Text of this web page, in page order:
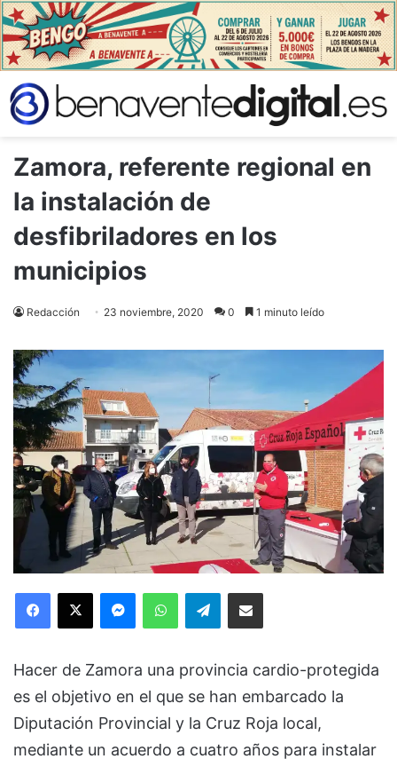
Zamora, referente regional en
la instalación de
desfibriladores en los
municipios
Redacción 23 noviembre, 2020 0 1 minuto leído
Facebook
X MessengerWhatsAppTelegramCompartir via Email
Hacer de Zamora una provincia cardio-protegida
es el objetivo en el que se han embarcado la
Diputación Provincial y la Cruz Roja local,
mediante un acuerdo a cuatro años para instalar